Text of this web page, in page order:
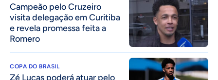
Campeão pelo Cruzeiro
visita delegação em Curitiba
e revela promessa feita a
Romero
COPA DO BRASIL
Zé Lucas poderá atuar pelo